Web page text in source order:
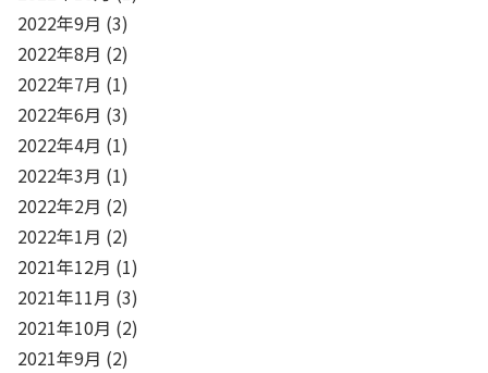
2022年9月 (3)
2022年8月 (2)
2022年7月 (1)
2022年6月 (3)
2022年4月 (1)
2022年3月 (1)
2022年2月 (2)
2022年1月 (2)
2021年12月 (1)
2021年11月 (3)
2021年10月 (2)
2021年9月 (2)